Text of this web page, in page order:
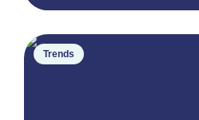
Trends